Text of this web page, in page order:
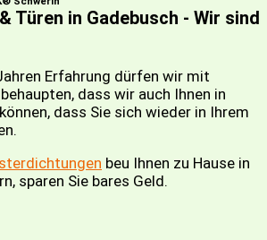
Türen in Gadebusch - Wir sind
Erfahrung dürfen wir mit
dass wir auch Ihnen in
dass Sie sich wieder in Ihrem
beu Ihnen zu Hause in
sparen Sie bares Geld.